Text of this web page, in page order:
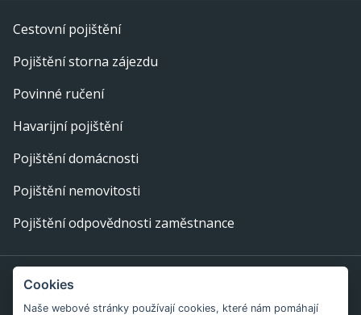
Cestovní pojištění
Pojištění storna zájezdu
Povinné ručení
Havarijní pojištění
Pojištění domácnosti
Pojištění nemovitosti
Pojištění odpovědnosti zaměstnance
Provozovatel webu: eFi Palace, s.r.o., IČ: 29378702,
Cookies
Naše webové stránky používají cookies, které nám pomáhají